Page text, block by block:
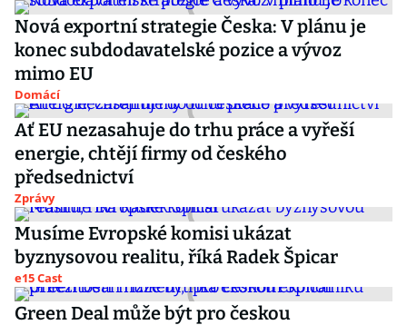
Nová exportní strategie Česka: V plánu je
konec subdodavatelské pozice a vývoz
mimo EU
Domácí
Ať EU nezasahuje do trhu práce a vyřeší
energie, chtějí firmy od českého
předsednictví
Zprávy
Musíme Evropské komisi ukázat
byznysovou realitu, říká Radek Špicar
e15 Cast
Green Deal může být pro českou